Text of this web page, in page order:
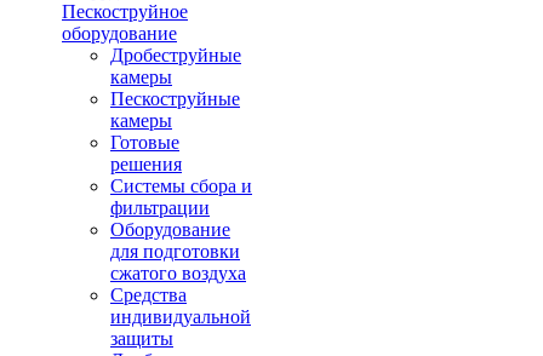
Пескоструйное
оборудование
Дробеструйные
камеры
Пескоструйные
камеры
Готовые
решения
Системы сбора и
фильтрации
Оборудование
для подготовки
сжатого воздуха
Средства
индивидуальной
защиты